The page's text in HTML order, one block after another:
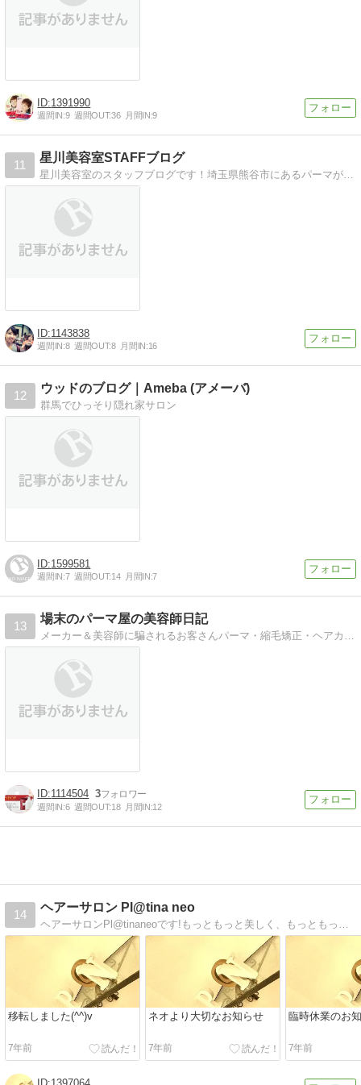
1391990
週間IN:9 週間OUT:36 月間IN:9
11
星川美容室STAFFブログ
星川美容室のスタッフブログです！埼玉県熊谷市にあるパーマが得意な美容室！星川美容室の日々をお送りします！
1143838
週間IN:8 週間OUT:8 月間IN:16
12
ウッドのブログ｜Ameba (アメーバ)
群馬でひっそり隠れ家サロン
1599581
週間IN:7 週間OUT:14 月間IN:7
13
場末のパーマ屋の美容師日記
メーカー＆美容師に騙されるお客さんパーマ・縮毛矯正・ヘアカラーなどメニュー施術例、実験日記。
1114504 3
週間IN:6 週間OUT:18 月間IN:12
14
ヘアーサロン Pl@tina neo
ヘアーサロンPl@tinaneoです!もっともっと美しく、もっともっと輝いていていただきたいから、、、neo
移転しました(^^)v
7年前
ネオより大切なお知らせ
7年前
臨時休業のお
7年前